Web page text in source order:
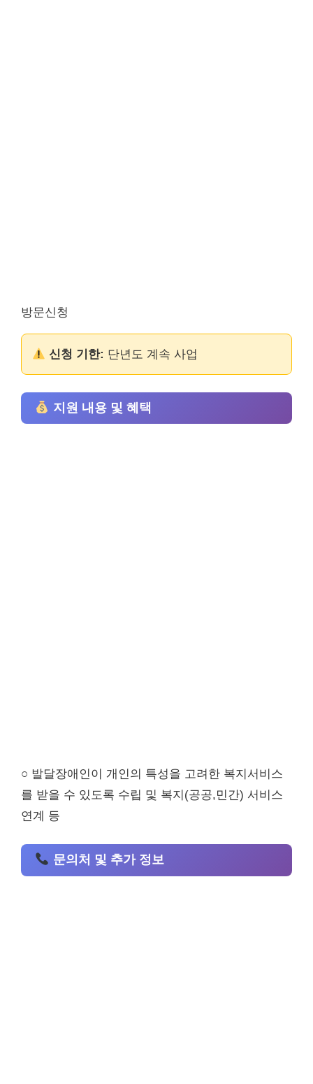
방문신청
신청 기한: 단년도 계속 사업
지원 내용 및 혜택
○ 발달장애인이 개인의 특성을 고려한 복지서비스
를 받을 수 있도록 수립 및 복지(공공,민간) 서비스
연계 등
문의처 및 추가 정보